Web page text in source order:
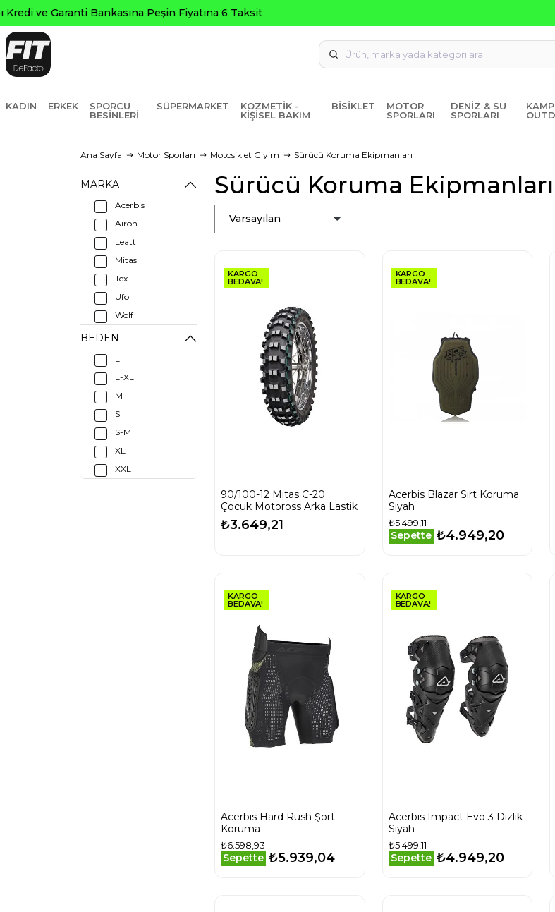
KADIN ERKEK
SPORCU
BESINLERI
SÜPERMARKET
KOZMETIK -
KIŞISEL BAKIM
BISIKLET
MOTOR
SPORLARI
DENIZ & SU
SPORLARI
Ana Sayfa Motor Sporları Motosiklet Giyim Sürücü Koruma Ekipmanları
MARKA
Acerbis
Airoh
Leatt
Mitas
Tex
Ufo
Wolf
BEDEN
L
L-XL
M
S
S-M
XL
XXL
Sürücü Koruma Ekipmanları
Varsayılan
KARGO
BEDAVA!
90/100-12 Mitas C-20
Çocuk Motoross Arka Lastik
₺3.649,21
KARGO
BEDAVA!
Acerbis Blazar Sırt Koruma
Siyah
₺5.499,11
Sepette ₺4.949,20
KARGO
BEDAVA!
Acerbis Hard Rush Şort
Koruma
₺6.598,93
Sepette ₺5.939,04
KARGO
BEDAVA!
Acerbis Impact Evo 3 Dizlik
Siyah
₺5.499,11
Sepette ₺4.949,20